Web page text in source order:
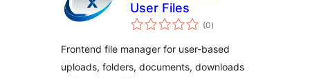
User Files
(0celkové
hodnocení
)
Frontend file manager for user-based
uploads, folders, documents, downloads